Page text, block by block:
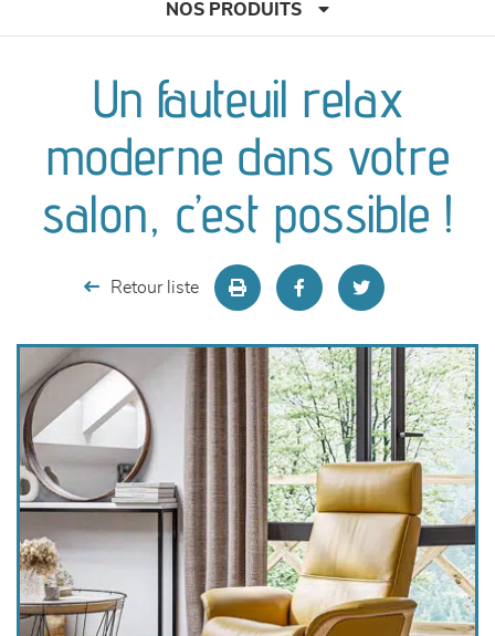
NOS PRODUITS
canapés et fauteuils
séjours
meubles de complément
chambres et dressing
literie
décoration
Un fauteuil relax
moderne dans votre
salon, c’est possible !
Retour liste